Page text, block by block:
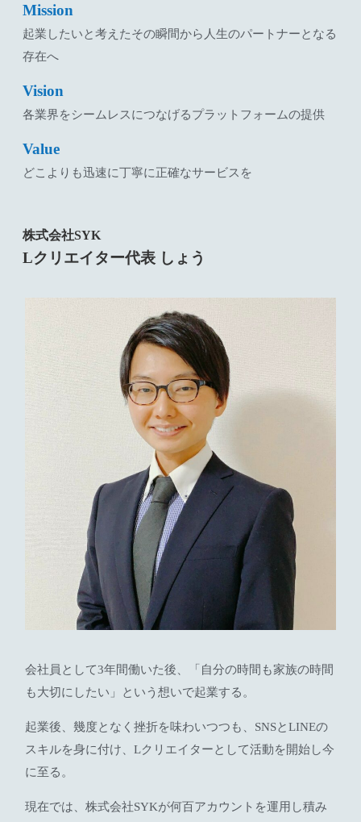
Mission
起業したいと考えたその瞬間から人生のパートナーとなる
存在へ
Vision
各業界をシームレスにつなげるプラットフォームの提供
Value
どこよりも迅速に丁寧に正確なサービスを
株式会社SYK
Lクリエイター代表 しょう
会社員として3年間働いた後、「自分の時間も家族の時間
も大切にしたい」という想いで起業する。
起業後、幾度となく挫折を味わいつつも、SNSとLINEの
スキルを身に付け、Lクリエイターとして活動を開始し今
に至る。
現在では、株式会社SYKが何百アカウントを運用し積み